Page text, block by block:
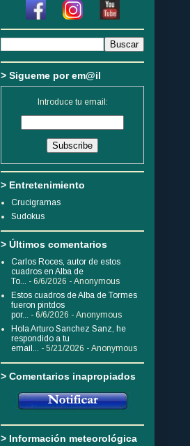
> Sigueme por em@il
Introduce tu email:
> Entretenimiento
Crucigramas
Sudokus
> Últimos comentarios
Carlos Roces, autor de estos
cuadros en Alba de
To... - 6/6/2026 - Anonymous
Estos cuadros de Alba de Tormes
fueron pintdos
por... - 6/6/2026 - Anonymous
Hola Arturo Sanchez Sanz, he
respondido a tu
email... - 5/21/2026 - Anonymous
> Comentarios inapropiados
> Información meteorológica